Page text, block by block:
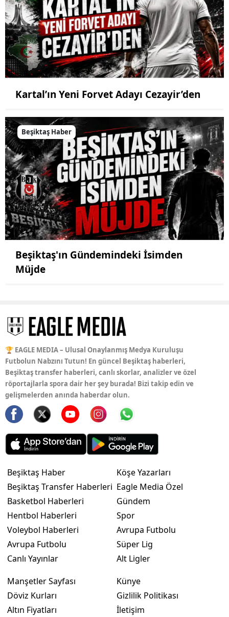
Kartal’ın Yeni Forvet Adayı Cezayir’den
Beşiktaş Haber
Beşiktaş'ın Gündemindeki İsimden
Müjde
🏆 EAGLE MEDIA – Ulusal Onaylanmış Medya Kuruluşu
Futbolun Nabzını Tutun! En güncel Beşiktaş haberleri,
Beşiktaş transfer haberleri, canlı skorlar, analizler ve özel
röportajlarla spora dair her şey burada! Bizi takip edin ve
gelişmelerden anında haberdar olun.
Beşiktaş Haber
Beşiktaş Transfer Haberleri
Basketbol Haberleri
Hentbol Haberleri
Voleybol Haberleri
Avrupa Futbolu
Canlı Yayınlar
Köşe Yazarları
Eagle Media Özel
Gündem
Spor
Avrupa Futbolu
Süper Lig
Alt Ligler
Manşetler Sayfası
Döviz Kurları
Altın Fiyatları
Künye
Gizlilik Politikası
İletişim